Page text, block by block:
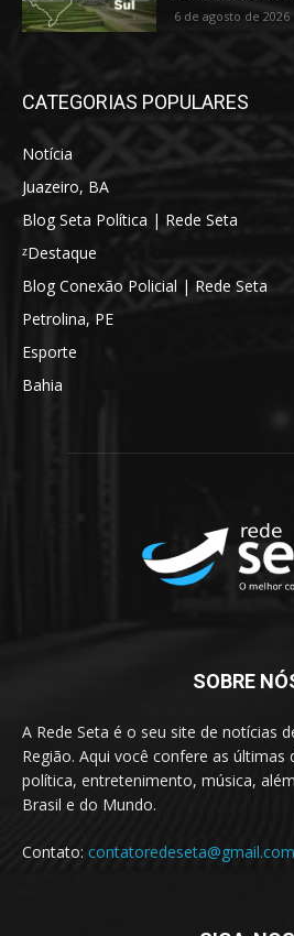
6 de agosto de 2026
CATEGORIAS POPULARES
Notícia
Juazeiro, BA
Blog Seta Política | Rede Seta
ᶻDestaque
Blog Conexão Policial | Rede Seta
Petrolina, PE
Esporte
Bahia
SOBRE
A Rede Seta é o seu site de notícias
Região. Aqui você confere as últimas
política, entretenimento, música,
Brasil e do Mundo.
Contato: contatoredeseta@gmail.com